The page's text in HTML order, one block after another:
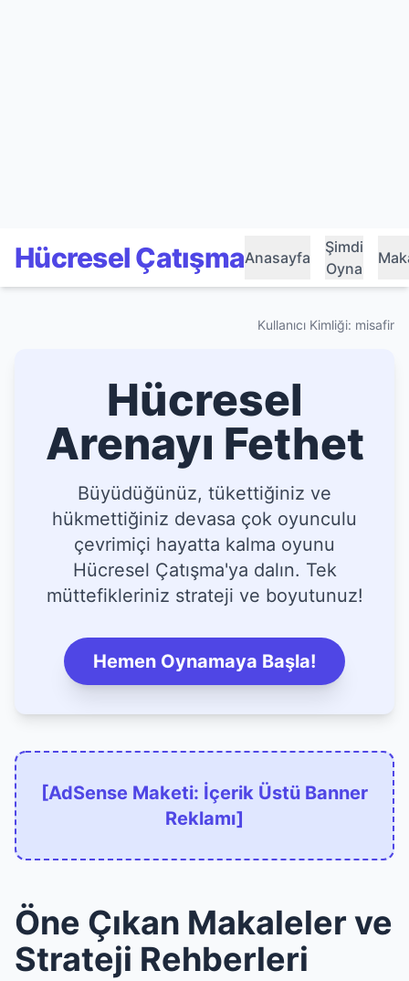
Hücresel ÇatışmaAnasayfa
Şimdi
Oyna
Kullanıcı Kimliği: misafir
Hücresel
Arenayı Fethet
Büyüdüğünüz, tükettiğiniz ve
hükmettiğiniz devasa çok oyunculu
çevrimiçi hayatta kalma oyunu
Hücresel Çatışma'ya dalın. Tek
müttefikleriniz strateji ve boyutunuz!
Hemen Oynamaya Başla!
[AdSense Maketi: İçerik Üstü Banner
Reklamı]
Öne Çıkan Makaleler ve
Strateji Rehberleri